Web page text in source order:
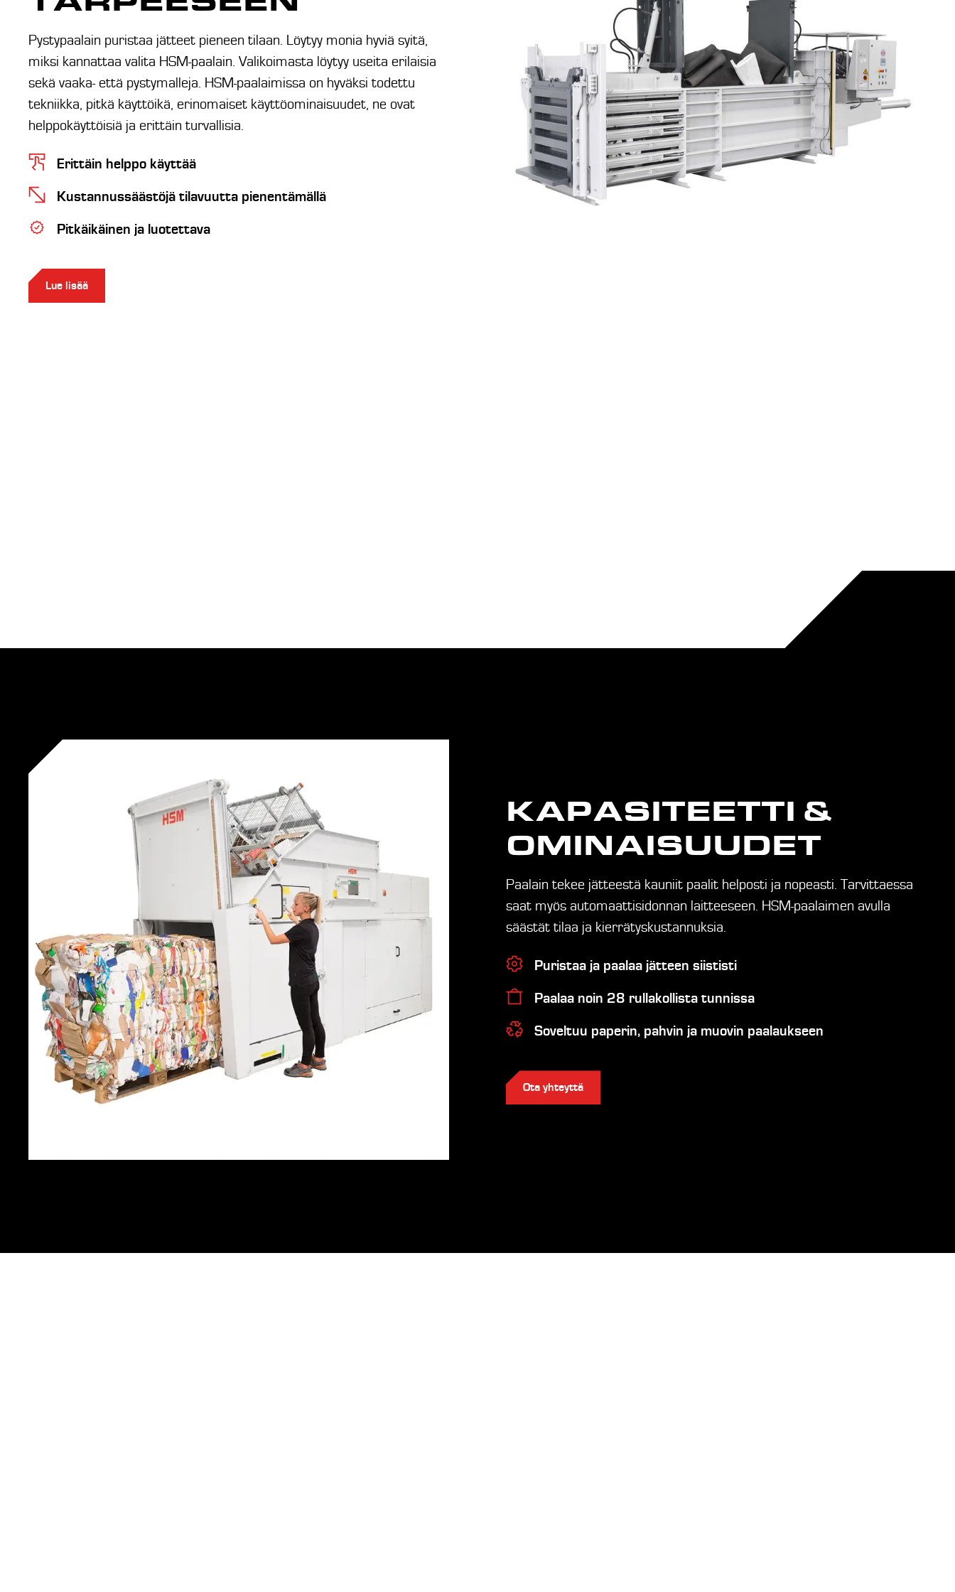
Pystypaalain puristaa jätteet pieneen tilaan. Löytyy monia hyviä syitä,
miksi kannattaa valita HSM-paalain. Valikoimasta löytyy useita erilaisia
sekä vaaka- että pystymalleja. HSM-paalaimissa on hyväksi todettu
tekniikka, pitkä käyttöikä, erinomaiset käyttöominaisuudet, ne ovat
helppokäyttöisiä ja erittäin turvallisia.
Erittäin helppo käyttää
Kustannussäästöjä tilavuutta pienentämällä
Pitkäikäinen ja luotettava
Lue lisää
KAPASITEETTI &
OMINAISUUDET
Paalain tekee jätteestä kauniit paalit helposti ja nopeasti. Tarvittaessa
saat myös automaattisidonnan laitteeseen. HSM-paalaimen avulla
säästät tilaa ja kierrätyskustannuksia.
Puristaa ja paalaa jätteen siististi
Paalaa noin 28 rullakollista tunnissa
Soveltuu paperin, pahvin ja muovin paalaukseen
Ota yhteyttä